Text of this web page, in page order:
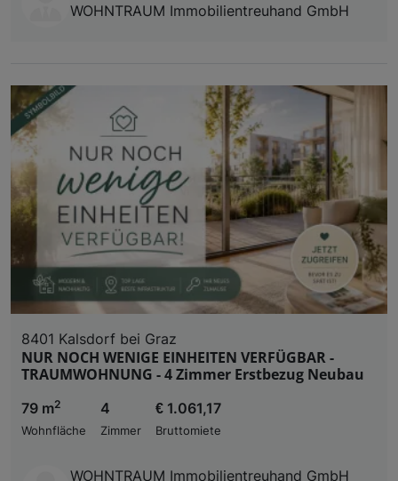
WOHNTRAUM Immobilientreuhand GmbH
8401 Kalsdorf bei Graz
NUR NOCH WENIGE EINHEITEN VERFÜGBAR -
TRAUMWOHNUNG - 4 Zimmer Erstbezug Neubau
79 m2
Wohnfläche
4
Zimmer
€ 1.061,17
Bruttomiete
WOHNTRAUM Immobilientreuhand GmbH